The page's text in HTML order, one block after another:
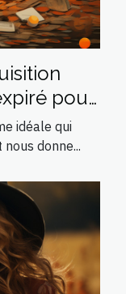
pour
idéale qui
donne...